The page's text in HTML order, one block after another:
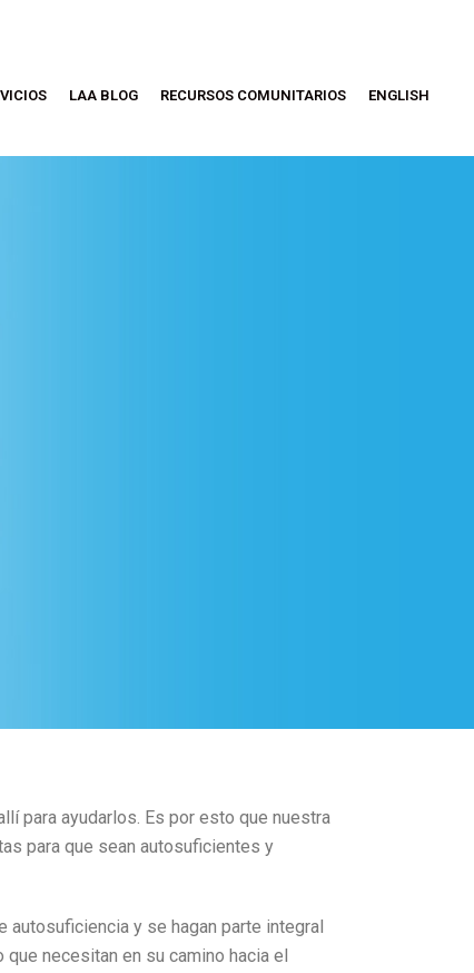
LAA BLOG RECURSOS COMUNITARIOS ENGLISH
para ayudarlos. Es por esto que nuestra
para que sean autosuficientes y
autosuficiencia y se hagan parte integral
necesitan en su camino hacia el